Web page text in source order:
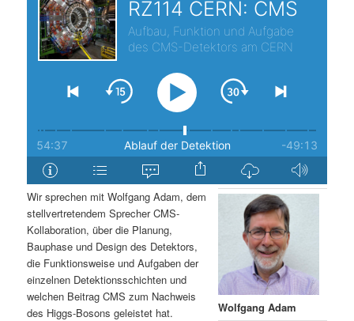
s
p
n
g
e
n
l
t
r
i
n
g
e
Wolfgang Adam
Wir sprechen mit Wolfgang Adam, dem
stellvertretendem Sprecher CMS-
Kollaboration, über die Planung,
Bauphase und Design des Detektors,
die Funktionsweise und Aufgaben der
einzelnen Detektionsschichten und
welchen Beitrag CMS zum Nachweis
des Higgs-Bosons geleistet hat.